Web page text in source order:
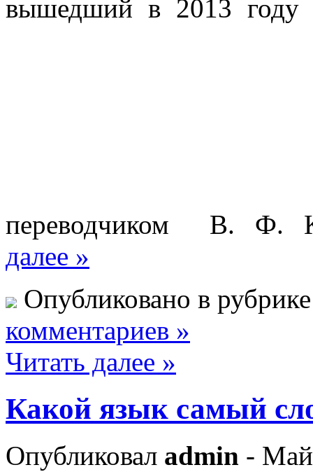
вышедший в 2013 году
переводчиком В. Ф.
далее »
Опубликовано в
комментариев »
Читать далее »
Какой язык самый
Опубликовал admin -